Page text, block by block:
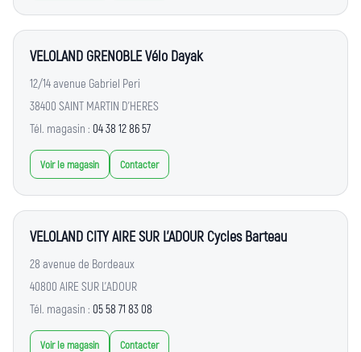
VELOLAND GRENOBLE Vélo Dayak
12/14 avenue Gabriel Peri
38400 SAINT MARTIN D'HERES
Tél. magasin : 04 38 12 86 57
Voir le magasin Contacter
VELOLAND CITY AIRE SUR L'ADOUR Cycles Barteau
28 avenue de Bordeaux
40800 AIRE SUR L'ADOUR
Tél. magasin : 05 58 71 83 08
Voir le magasin Contacter